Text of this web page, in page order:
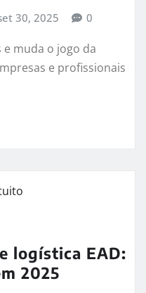
30, 2025 0
e muda o jogo da
e profissionais
logística EAD:
2025